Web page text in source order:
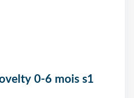
0-6 mois s1